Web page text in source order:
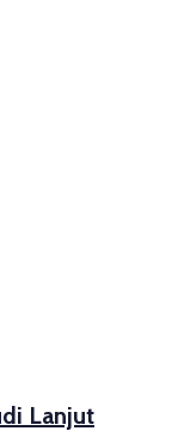
Lanjut